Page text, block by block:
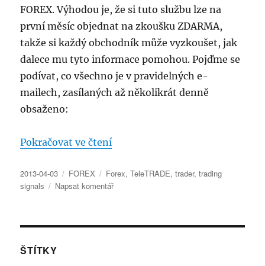
FOREX. Výhodou je, že si tuto službu lze na
první měsíc objednat na zkoušku ZDARMA,
takže si každý obchodník může vyzkoušet, jak
dalece mu tyto informace pomohou. Pojďme se
podívat, co všechno je v pravidelných e-
mailech, zasílaných až několikrát denně
obsaženo:
Pokračovat ve čtení„ANALYTIKA – nová služba pro
Publikováno:
2013-04-03 Rubriky:
FOREX Štítky:
Forex,TeleTRADE,trader,trading
signals
Napsat komentářpro
názvem
ŠTÍTKY